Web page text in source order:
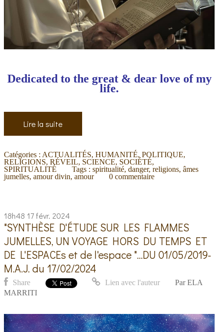
Dedicated to the great & dear love of my
life.
Lire la suite
Catégories : ACTUALITÉS,HUMANITÉ,POLITIQUE,
RELIGIONS,RÉVEIL, SCIENCE, SOCIÉTÉ,
SPIRITUALITÉ
Tags : spiritualité, danger, religions, âmes
jumelles,amour divin,amour 0 commentaire
18h48 17 févr. 2024
"SYNTHÈSE D'ÉTUDE SUR LES FLAMMES
JUMELLES, UN VOYAGE HORS DU TEMPS ET
DE L'ESPACEs et de l'espace "...DU 01/05/2019-
M.A.J. du 17/02/2024
Share Lien avec l'auteur Par ELA
MARRITI